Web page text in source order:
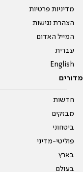
מדיניות פרטיות
הצהרת נגישות
המייל האדום
עברית
English
מדורים
חדשות
מבזקים
ביטחוני
פוליטי-מדיני
בארץ
בעולם